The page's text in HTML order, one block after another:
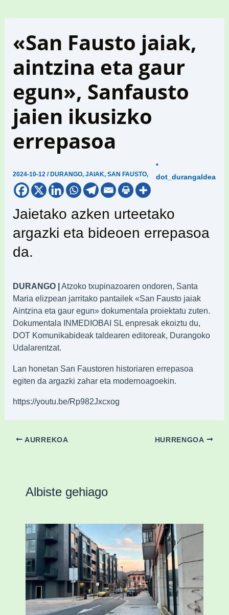
«San Fausto jaiak,
aintzina eta gaur
egun», Sanfausto
jaien ikusizko
errepasoa
2024-10-12/ DURANGO,JAIAK,SAN FAUSTO,
•
dot_durangaldea
Jaietako azken urteetako
argazki eta bideoen errepasoa
da.
DURANGO |
Atzoko txupinazoaren ondoren, Santa
Maria elizpean jarritako pantailek «San Fausto jaiak
Aintzina eta gaur egun» dokumentala proiektatu zuten.
Dokumentala INMEDIOBAI SL enpresak ekoiztu du,
DOT Komunikabideak taldearen editoreak, Durangoko
Udalarentzat.
Lan honetan San Faustoren historiaren errepasoa
egiten da argazki zahar eta modernoagoekin.
https://youtu.be/Rp982Jxcxog
AURREKOA HURRENGOA
Albiste gehiago
Udal etxebizitza tasatuei buruzko lehen